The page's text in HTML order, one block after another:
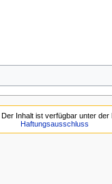
Der Inhalt ist verfügbar unter
Haftungsausschluss